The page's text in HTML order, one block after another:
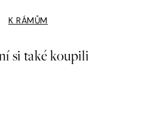
K RÁMŮM
si také koupili